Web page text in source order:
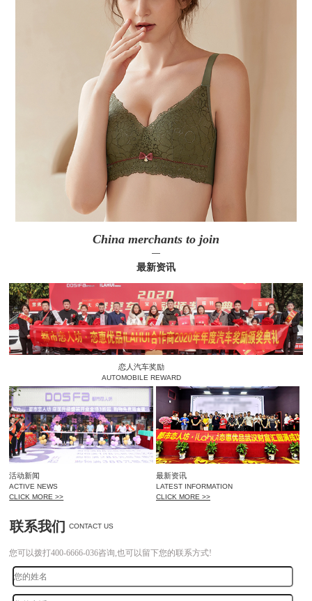
China merchants to join
—
最新资讯
恋人汽车奖励
AUTOMOBILE REWARD
活动新闻
ACTIVE NEWS
CLICK MORE >>
最新资讯
LATEST INFORMATION
CLICK MORE >>
联系我们 CONTACT US
您可以拨打400-6666-036咨询,也可以留下您的联系方式!